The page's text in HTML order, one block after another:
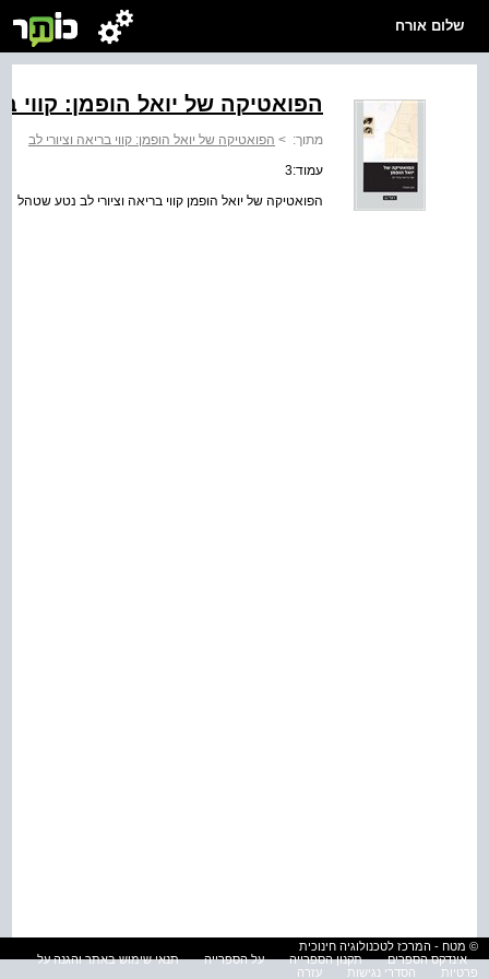
שלום אורח
הפואטיקה של יואל הופמן: קווי
מתוך: > הפואטיקה של יואל הופמן: קווי בריאה וציורי לב
עמוד:3
הפואטיקה של יואל הופמן קווי בריאה וציורי לב נטע שטהל
© מטח - המרכז לטכנולוגיה חינוכית
אינדקס הספרים
תקנון הספרייה על הספרייה
תנאי שימוש באתר והגנה על
פרטיות
הסדרי נגישות עזרה